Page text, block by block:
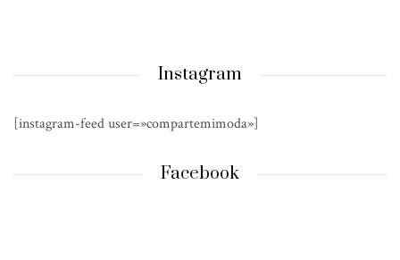
Instagram
[instagram-feed user=»compartemimoda»]
Facebook